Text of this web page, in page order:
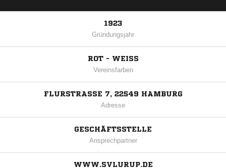
1923
Gründungsjahr
ROT - WEISS
Vereinsfarben
FLURSTRASSE 7, 22549 HAMBURG
Adresse
GESCHÄFTSSTELLE
Ansprechpartner
WWW.SVLURUP.DE